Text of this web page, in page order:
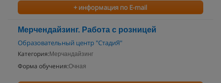
+ информация по E-mail
Мерчендайзинг. Работа с розницей
Образовательный центр "СтадиЯ"
Категория: Мерчандайзинг
Форма обучения:Очная